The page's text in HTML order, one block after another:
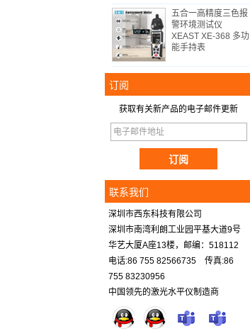
五合一高精度三色报
警环境测试仪
XEAST XE-368 多功
能手持表
订阅
获取有关新产品的电子邮件更新
联系我们
深圳市西东科技有限公司
深圳市南湾利朗工业园平基大道9号
华艺大厦A座13楼，邮编：518112
电话:86 755 82566735 传真:86
755 83230956
中国领先的激光水平仪制造商